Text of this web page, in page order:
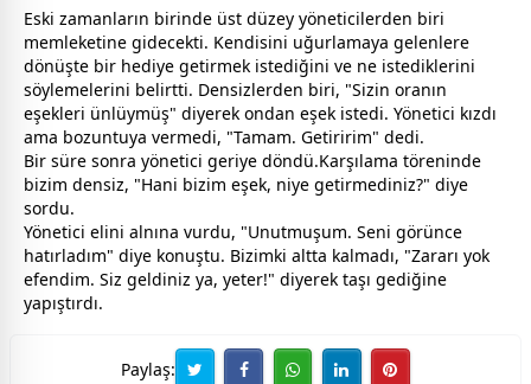
Eski zamanların birinde üst düzey yöneticilerden biri
memleketine gidecekti. Kendisini uğurlamaya gelenlere
dönüşte bir hediye getirmek istediğini ve ne istediklerini
söylemelerini belirtti. Densizlerden biri, "Sizin oranın
eşekleri ünlüymüş" diyerek ondan eşek istedi. Yönetici kızdı
ama bozuntuya vermedi, "Tamam. Getiririm" dedi.
Bir süre sonra yönetici geriye döndü.Karşılama töreninde
bizim densiz, "Hani bizim eşek, niye getirmediniz?" diye
sordu.
Yönetici elini alnına vurdu, "Unutmuşum. Seni görünce
hatırladım" diye konuştu. Bizimki altta kalmadı, "Zararı yok
efendim. Siz geldiniz ya, yeter!" diyerek taşı gediğine
yapıştırdı.
Paylaş: